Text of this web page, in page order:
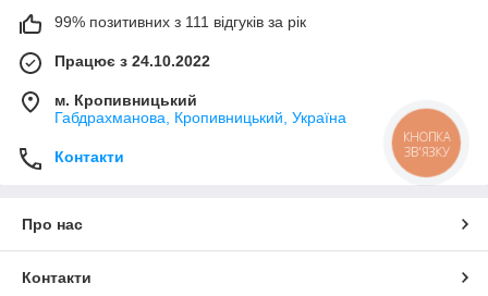
99% позитивних з 111 відгуків за рік
Працює з 24.10.2022
м. Кропивницький
Габдрахманова, Кропивницький, Україна
Контакти
Про нас
Контакти
КНОПКА
ЗВ'ЯЗКУ